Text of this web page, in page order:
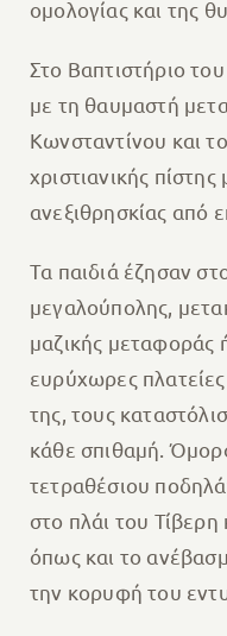
ομολογίας και της
Στο Βαπτιστήριο
με τη θαυμαστή
Κωνσταντίνου και
χριστιανικής
ανεξιθρησκίας από
Τα παιδιά έζησαν
μεγαλούπολης,
μαζικής μεταφοράς
ευρύχωρες
της, τους
κάθε σπιθαμή.
τετραθέσιου
στο πλάι του Τίβερη
όπως και το
την κορυφή του